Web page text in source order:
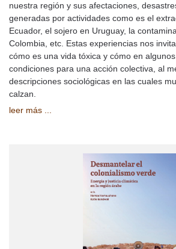
nuestra región y sus afectaciones,
generadas por actividades como es el
Ecuador, el sojero en Uruguay, la
Colombia, etc. Estas experiencias nos
cómo es una vida tóxica y cómo en
condiciones para una acción colectiva, al
descripciones sociológicas en las cuales
calzan.
leer más ...